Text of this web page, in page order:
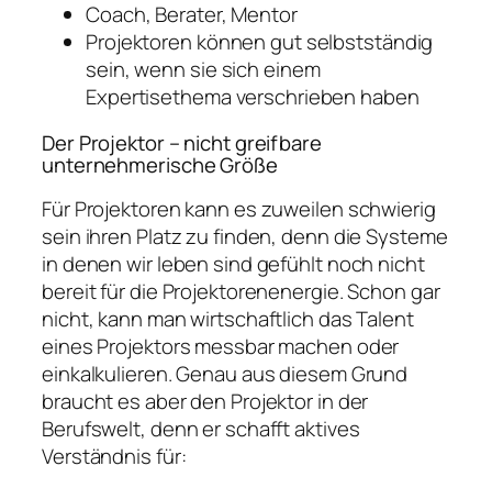
Coach, Berater, Mentor
Projektoren können gut selbstständig
sein, wenn sie sich einem
Expertisethema verschrieben haben
Der Projektor – nicht greifbare
unternehmerische Größe
Für Projektoren kann es zuweilen schwierig
sein ihren Platz zu finden, denn die Systeme
in denen wir leben sind gefühlt noch nicht
bereit für die Projektorenenergie. Schon gar
nicht, kann man wirtschaftlich das Talent
eines Projektors messbar machen oder
einkalkulieren. Genau aus diesem Grund
braucht es aber den Projektor in der
Berufswelt, denn er schafft aktives
Verständnis für: